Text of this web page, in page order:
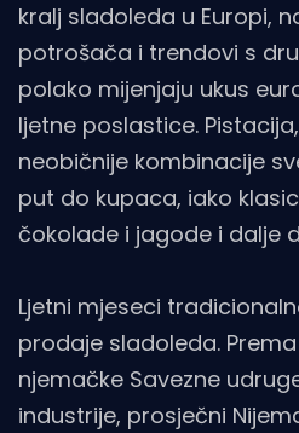
kralj sladoleda u Europi,
potrošača i trendovi s
polako mijenjaju ukus
ljetne poslastice.
neobičnije kombinacije
put do kupaca, iako
čokolade i jagode i dalje
Ljetni mjeseci
prodaje sladoleda.
njemačke Savezne
industrije, prosječni